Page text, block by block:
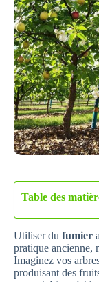
Table des
Utiliser du fumier
pratique ancienne,
Imaginez vos
produisant des